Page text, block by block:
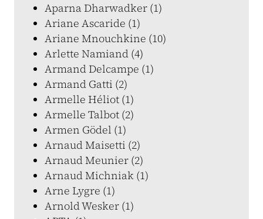
Aparna Dharwadker (1)
Ariane Ascaride (1)
Ariane Mnouchkine (10)
Arlette Namiand (4)
Armand Delcampe (1)
Armand Gatti (2)
Armelle Héliot (1)
Armelle Talbot (2)
Armen Gödel (1)
Arnaud Maisetti (2)
Arnaud Meunier (2)
Arnaud Michniak (1)
Arne Lygre (1)
Arnold Wesker (1)